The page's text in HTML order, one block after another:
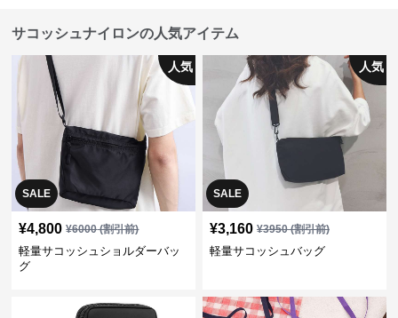
サコッシュナイロンの人気アイテム
SALE
人気
¥4,800 ¥6000(割引前)
軽量サコッシュショルダーバッ
グ
SALE
人気
¥3,160 ¥3950(割引前)
軽量サコッシュバッグ